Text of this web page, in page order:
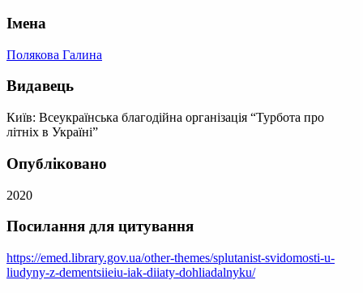
Імена
Полякова Галина
Видавець
Київ: Всеукраїнська благодійна організація “Турбота про
літніх в Україні”
Опубліковано
2020
Посилання для цитування
https://emed.library.gov.ua/other-themes/splutanist-svidomosti-u-
liudyny-z-dementsiieiu-iak-diiaty-dohliadalnyku/